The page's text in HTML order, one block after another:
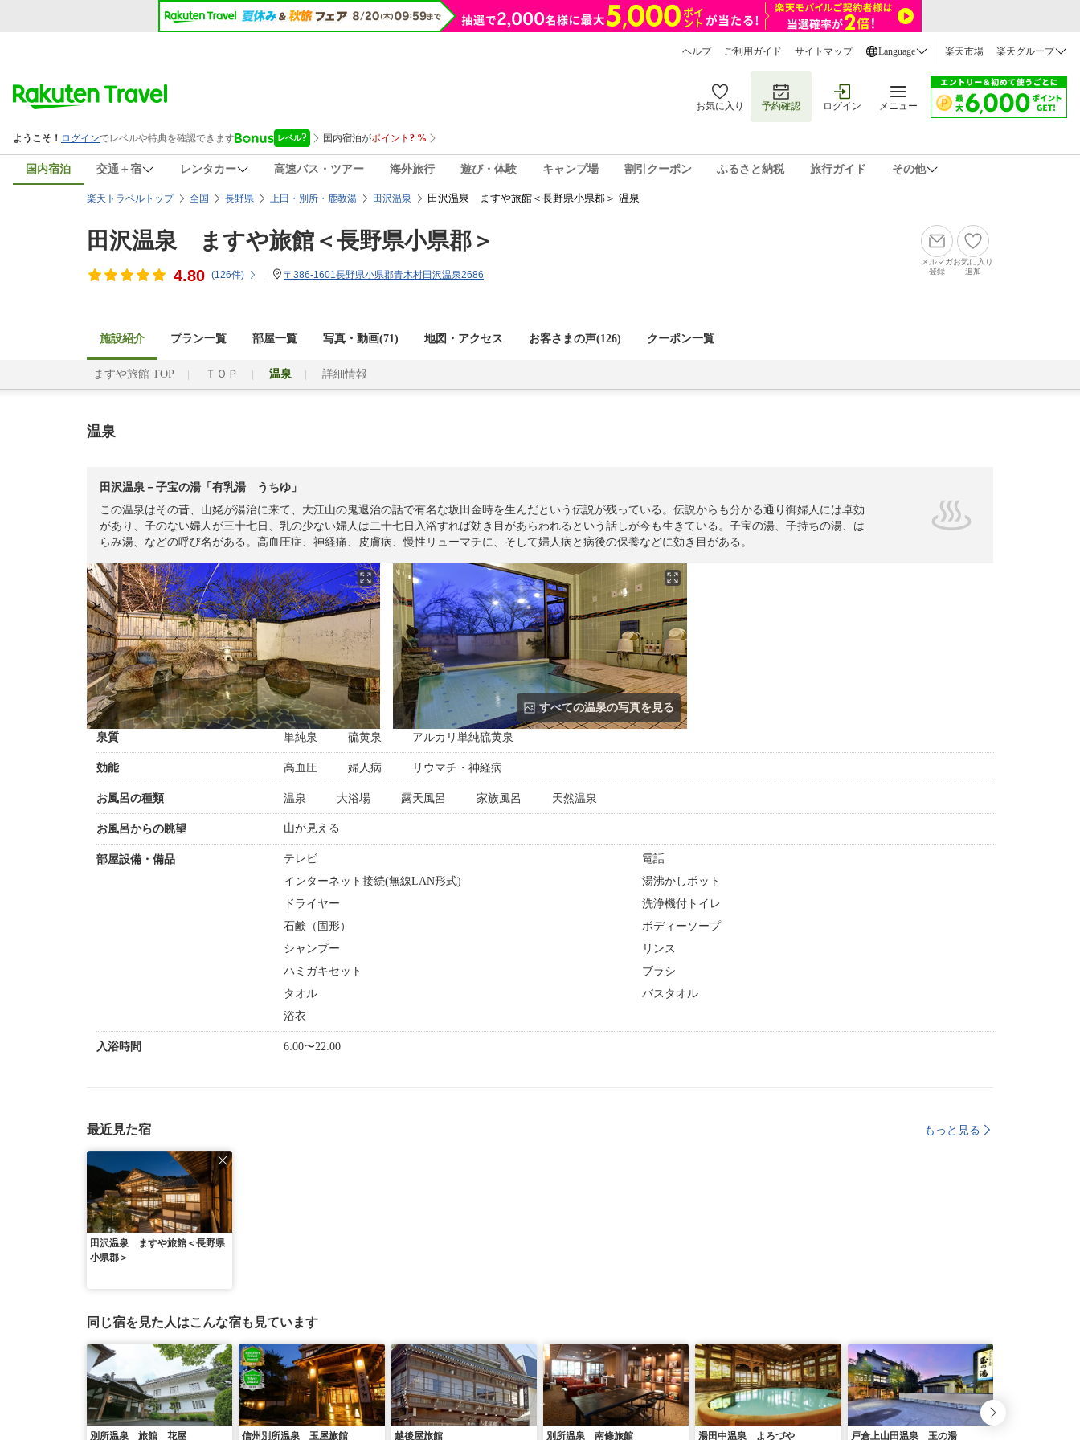
ヘルプ ご利用ガイド サイトマップ Language 楽天市場 楽天グループ
お気に入り 予約確認 ログイン メニュー
国内宿泊 交通＋宿 レンタカー 高速バス・ツアー 海外旅行 遊び・体験 キャンプ場 割引クーポン ふるさと納税 旅行ガイド その他
楽天トラベルトップ 全国 長野県 上田・別所・鹿教湯 田沢温泉 田沢温泉 ますや旅館＜長野県小県郡＞ 温泉
田沢温泉 ますや旅館＜長野県小県郡＞
4.80 (126件) 〒386-1601長野県小県郡青木村田沢温泉2686
メルマガ
登録
お気に入り
追加
施設紹介 プラン一覧 部屋一覧 写真・動画(71) 地図・アクセス お客さまの声(126) クーポン一覧
ますや旅館 TOP ＴＯＰ 温泉 詳細情報
温泉
田沢温泉－子宝の湯「有乳湯 うちゆ」
この温泉はその昔、山姥が湯治に来て、大江山の鬼退治の話で有名な坂田金時を生んだという伝説が残っている。伝説からも分かる通り御婦人には卓効
があり、子のない婦人が三十七日、乳の少ない婦人は二十七日入浴すれば効き目があらわれるという話しが今も生きている。子宝の湯、子持ちの湯、は
らみ湯、などの呼び名がある。高血圧症、神経痛、皮膚病、慢性リューマチに、そして婦人病と病後の保養などに効き目がある。
すべての温泉の写真を見る
泉質 単純泉 硫黄泉 アルカリ単純硫黄泉
効能 高血圧 婦人病 リウマチ・神経病
お風呂の種類 温泉 大浴場 露天風呂 家族風呂 天然温泉
お風呂からの眺望 山が見える
部屋設備・備品 テレビ
電話
インターネット接続(無線LAN形式)
湯沸かしポット
ドライヤー
洗浄機付トイレ
石鹸（固形）
ボディーソープ
シャンプー
リンス
ハミガキセット
ブラシ
タオル
バスタオル
浴衣
入浴時間 6:00〜22:00
最近見た宿 もっと見る
田沢温泉 ますや旅館＜長野県
小県郡＞
同じ宿を見た人はこんな宿も見ています
別所温泉 旅館 花屋 信州別所温泉 玉屋旅館 越後屋旅館 別所温泉 南條旅館 湯田中温泉 よろづや 戸倉上山田温泉 玉の湯